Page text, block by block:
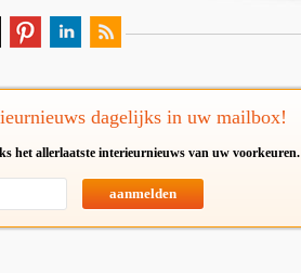
dagelijks in uw mailbox!
het allerlaatste interieurnieuws van uw voorkeuren.
aanmelden